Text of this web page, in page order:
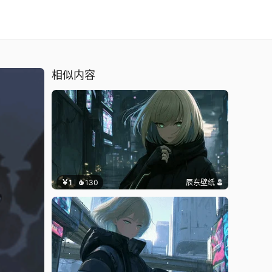
相似内容
￥1 130 辰东壁纸